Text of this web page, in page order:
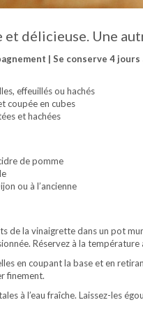
et délicieuse. Une
| Se conserve 4
effeuillés ou hachés
coupée en cubes
et hachées
de pomme
ou à l’ancienne
de la vinaigrette dans un pot
Réservez à la température
en coupant la base et en
finement.
à l’eau fraîche. Laissez-les